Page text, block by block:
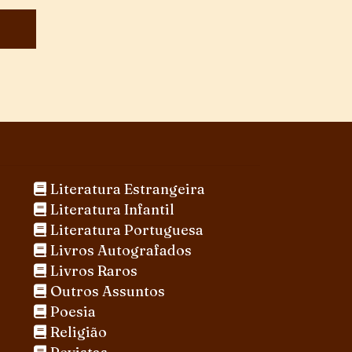
Literatura Estrangeira
Literatura Infantil
Literatura Portuguesa
Livros Autografados
Livros Raros
Outros Assuntos
Poesia
Religião